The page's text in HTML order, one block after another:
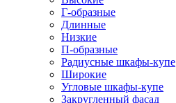
Г-образные
Длинные
Низкие
П-образные
Радиусные шкафы-купе
Широкие
Угловые шкафы-купе
Закругленный фасад